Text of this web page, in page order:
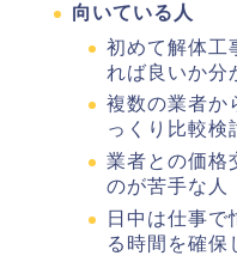
向いている人
初めて解体工
れば良いか分
複数の業者か
っくり比較検
業者との価格
のが苦手な人
日中は仕事で
る時間を確保